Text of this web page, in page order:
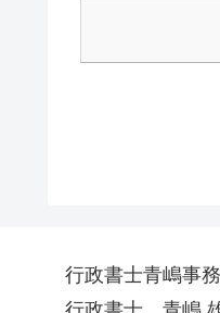
行政書士青嶋事